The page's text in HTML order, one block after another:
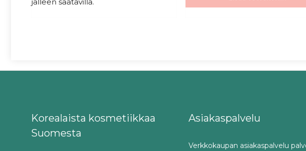
Korealaista kosmetiikkaa
Suomesta
Asiakaspalvelu
Verkkokaupan asiakaspalvelu